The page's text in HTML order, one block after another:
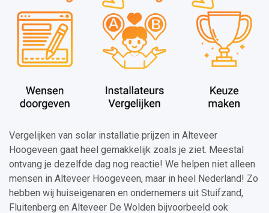
Vergelijken van solar installatie prijzen in Alteveer
Hoogeveen gaat heel gemakkelijk zoals je ziet. Meestal
ontvang je dezelfde dag nog reactie! We helpen niet alleen
mensen in Alteveer Hoogeveen, maar in heel Nederland! Zo
hebben wij huiseigenaren en ondernemers uit Stuifzand,
Fluitenberg en Alteveer De Wolden bijvoorbeeld ook